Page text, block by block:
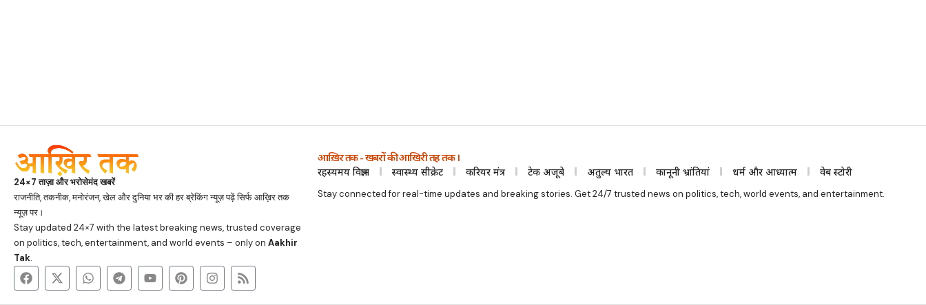
24×7 ताज़ा और भरोसेमंद खबरें
राजनीति, तकनीक, मनोरंजन, खेल और दुनिया भर की हर ब्रेकिंग न्यूज़ पढ़ें सिर्फ आख़िर तक
न्यूज़ पर।
Stay updated 24×7 with the latest breaking news, trusted coverage
on politics, tech, entertainment, and world events – only on Aakhir
Tak.
आख़िर तक - खबरों की आखिरी तह तक ।
रहस्यमय विज्ञान स्वास्थ्य सीक्रेट करियर मंत्र टेक अजूबे अतुल्य भारत कानूनी भ्रांतियां धर्म और आध्यात्म वेब स्टोरी
Stay connected for real-time updates and breaking stories. Get 24/7 trusted news on politics, tech, world events, and entertainment.